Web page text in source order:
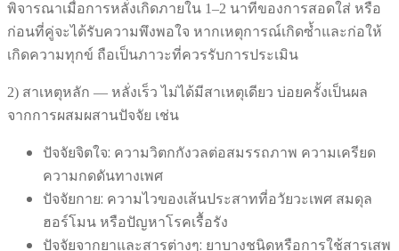
พิจารณาเมื่อการหลั่งเกิดภายใน 1–2 นาทีของการสอดใส่ หรือ
ก่อนที่คู่จะได้รับความพึงพอใจ หากเหตุการณ์เกิดซ้ำและก่อให้
เกิดความทุกข์ ถือเป็นภาวะที่ควรรับการประเมิน
2) สาเหตุหลัก — หลั่งเร็ว ไม่ได้มีสาเหตุเดียว บ่อยครั้งเป็นผล
จากการผสมผสานปัจจัย เช่น
ปัจจัยจิตใจ: ความวิตกกังวลต่อสมรรถภาพ ความเครียด
ความกดดันทางเพศ
ปัจจัยกาย: ความไวของเส้นประสาทที่อวัยวะเพศ สมดุล
ฮอร์โมน หรือปัญหาโรคเรื้อรัง
ปัจจัยจากยาและสารต่างๆ: ยาบางชนิดหรือการใช้สารเสพ